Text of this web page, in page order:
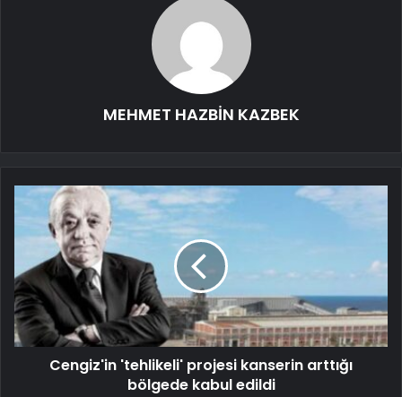
MEHMET HAZBİN KAZBEK
Cengiz'in 'tehlikeli' projesi kanserin arttığı
bölgede kabul edildi